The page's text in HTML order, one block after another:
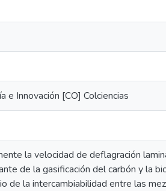
e Innovación [CO] Colciencias
la velocidad de deflagración
de la gasificación del carbón y la
de la intercambiabilidad entre las